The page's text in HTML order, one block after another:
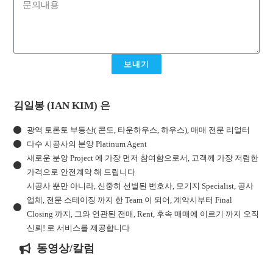
보내기
김일봉 (IAN KIM) 은
광역 토론토 부동산( 콘도, 타운하우스, 하우스), 매매 전문 리얼터
다수 시공사의 분양 Platinum Agent
새로운 분양 Project 에 가장 먼저 참여함으로서, 고객께 가장 저렴한
가격으로 안전계약 해 드립니다
시공사 뿐만 아니라, 신중히 선별된 변호사, 모기지 Specialist, 공사
업체, 전문 스테이징 까지 한 Team 이 되어, 계약시부터 Final
Closing 까지, 그와 연관된 전매, Rent, 후속 매매에 이르기 까지 오직
신뢰! 로 서비스를 제공합니다
동영상/칼럼